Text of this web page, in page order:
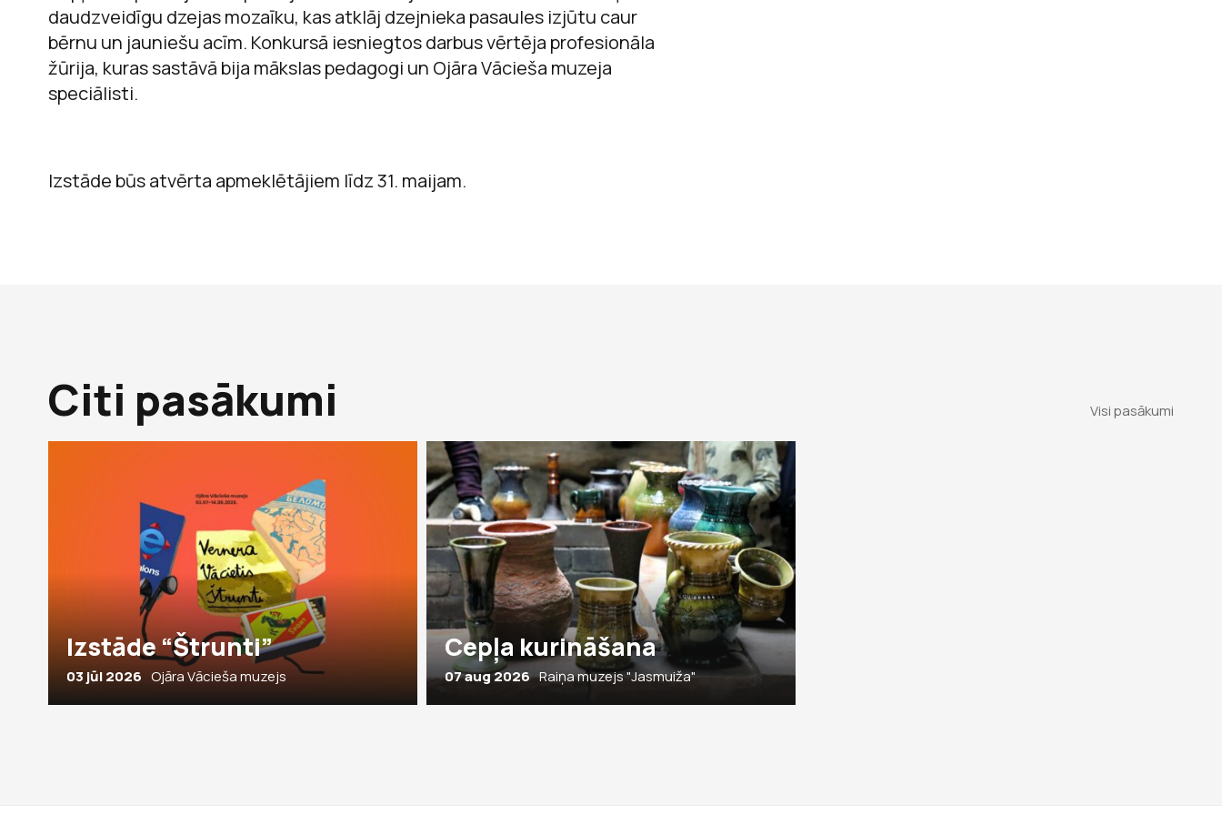
daudzveidīgu dzejas mozaīku, kas atklāj dzejnieka pasaules izjūtu caur
bērnu un jauniešu acīm. Konkursā iesniegtos darbus vērtēja profesionāla
žūrija, kuras sastāvā bija mākslas pedagogi un Ojāra Vācieša muzeja
speciālisti.
Izstāde būs atvērta apmeklētājiem līdz 31. maijam.
Citi pasākumi Visi pasākumi
Izstāde “Štrunti”
03 jūl 2026 Ojāra Vācieša muzejs
Cepļa kurināšana
07 aug 2026 Raiņa muzejs "Jasmuiža"